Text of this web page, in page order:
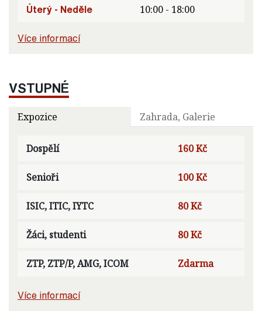
Úterý - Neděle
10:00 - 18:00
Více informací
VSTUPNÉ
Expozice Zahrada, Galerie
Dospělí 160 Kč
Senioři 100 Kč
ISIC, ITIC, IYTC 80 Kč
Žáci, studenti 80 Kč
ZTP, ZTP/P, AMG, ICOM Zdarma
Více informací